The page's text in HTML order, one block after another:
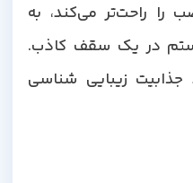
راحت‌تر می‌کند، به
در یک سقف کاذب.
زیبایی شناسی